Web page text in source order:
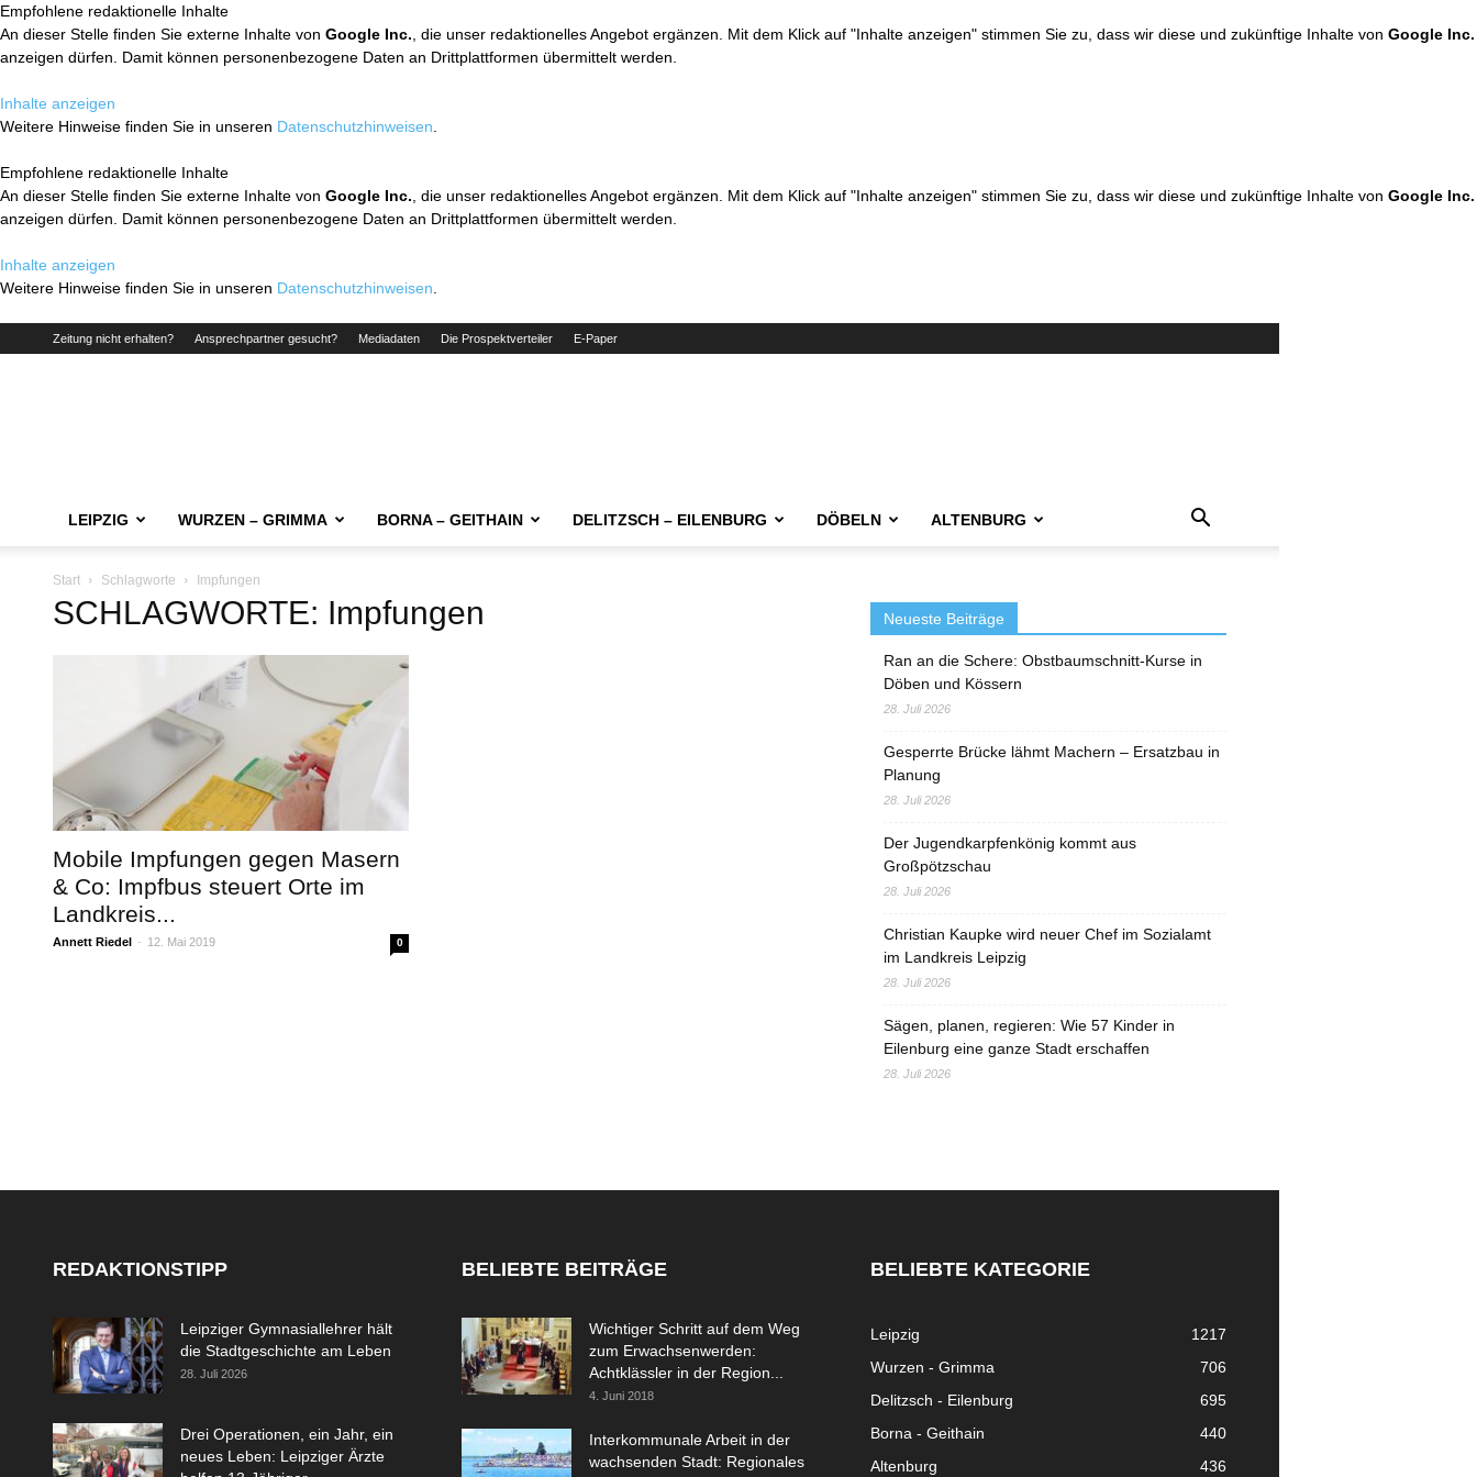
Empfohlene redaktionelle Inhalte
An dieser Stelle finden Sie externe Inhalte von Google Inc. , die unser redaktionelles Angebot ergänzen. Mit dem Klick auf "Inhalte anzeigen" stimmen Sie zu, dass wir diese und zukünftige Inhalte von Google Inc.
anzeigen dürfen. Damit können personenbezogene Daten an Drittplattformen übermittelt werden.
Inhalte anzeigen
Weitere Hinweise finden Sie in unseren Datenschutzhinweisen
Empfohlene redaktionelle Inhalte
An dieser Stelle finden Sie externe Inhalte von Google Inc. , die unser redaktionelles Angebot ergänzen. Mit dem Klick auf "Inhalte anzeigen" stimmen Sie zu, dass wir diese und zukünftige Inhalte von Google Inc.
anzeigen dürfen. Damit können personenbezogene Daten an Drittplattformen übermittelt werden.
Inhalte anzeigen
Weitere Hinweise finden Sie in unseren Datenschutzhinweisen
Zeitung nicht erhalten? Ansprechpartner gesucht? Mediadaten Die Prospektverteiler E-Paper
LEIPZIG WURZEN – GRIMMA BORNA – GEITHAIN DELITZSCH – EILENBURG DÖBELN ALTENBURG
Start Schlagworte Impfungen
SCHLAGWORTE: Impfungen
Mobile Impfungen gegen Masern
& Co: Impfbus steuert Orte im
Landkreis...
Annett Riedel - 12. Mai 2019 0
Neueste Beiträge
Ran an die Schere: Obstbaumschnitt-Kurse in
Döben und Kössern
28. Juli 2026
Gesperrte Brücke lähmt Machern – Ersatzbau in
Planung
28. Juli 2026
Der Jugendkarpfenkönig kommt aus
Großpötzschau
28. Juli 2026
Christian Kaupke wird neuer Chef im Sozialamt
im Landkreis Leipzig
28. Juli 2026
Sägen, planen, regieren: Wie 57 Kinder in
Eilenburg eine ganze Stadt erschaffen
28. Juli 2026
REDAKTIONSTIPP
Leipziger Gymnasiallehrer hält
die Stadtgeschichte am Leben
28. Juli 2026
Drei Operationen, ein Jahr, ein
neues Leben: Leipziger Ärzte
BELIEBTE BEITRÄGE
Wichtiger Schritt auf dem Weg
zum Erwachsenwerden:
Achtklässler in der Region...
4. Juni 2018
Interkommunale Arbeit in der
wachsenden Stadt: Regionales
BELIEBTE KATEGORIE
Leipzig
1217
Wurzen - Grimma
706
Delitzsch - Eilenburg
695
Borna - Geithain
440
Altenburg
436